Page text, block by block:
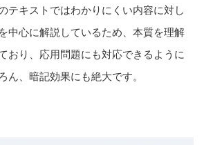
テキストではわかりにくい内容に対し
中心に解説しているため、本質を理解
おり、応用問題にも対応できるように
ん、暗記効果にも絶大です。